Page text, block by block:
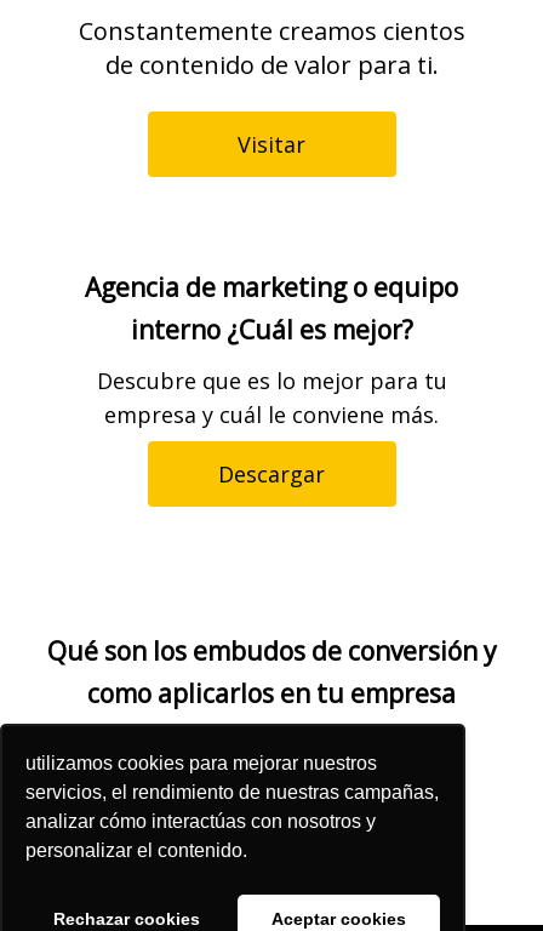
utilizamos cookies para mejorar nuestros
servicios, el rendimiento de nuestras campañas,
analizar cómo interactúas con nosotros y
personalizar el contenido.
Rechazar cookies Aceptar cookies
Constantemente creamos cientos
de contenido de valor para ti.
Visitar
Agencia de marketing o equipo
interno ¿Cuál es mejor?
Descubre que es lo mejor para tu
empresa y cuál le conviene más.
Descargar
Qué son los embudos de conversión y
como aplicarlos en tu empresa
marketing y ventas de utilidad
para tu empresa.